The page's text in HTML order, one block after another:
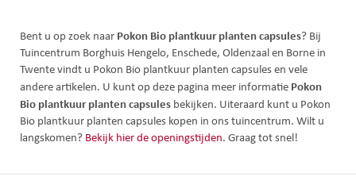
Bent u op zoek naar Pokon Bio plantkuur planten capsules? Bij
Tuincentrum Borghuis Hengelo, Enschede, Oldenzaal en Borne in
Twente vindt u Pokon Bio plantkuur planten capsules en vele
andere artikelen. U kunt op deze pagina meer informatie Pokon
Bio plantkuur planten capsules bekijken. Uiteraard kunt u Pokon
Bio plantkuur planten capsules kopen in ons tuincentrum. Wilt u
langskomen? Bekijk hier de openingstijden. Graag tot snel!